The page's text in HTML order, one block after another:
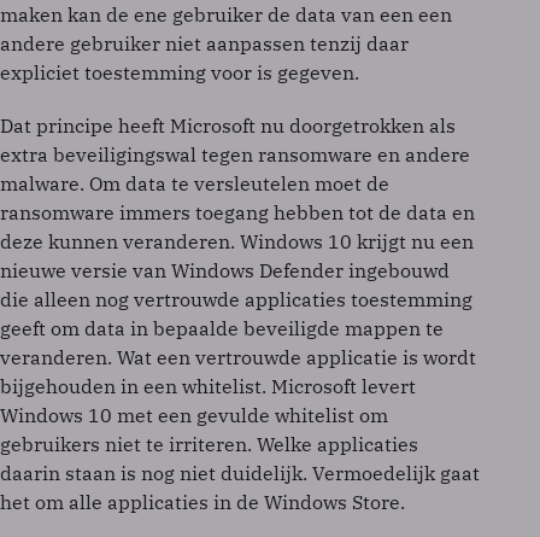
maken kan de ene gebruiker de data van een een
andere gebruiker niet aanpassen tenzij daar
expliciet toestemming voor is gegeven.
Dat principe heeft Microsoft nu doorgetrokken als
extra beveiligingswal tegen ransomware en andere
malware. Om data te versleutelen moet de
ransomware immers toegang hebben tot de data en
deze kunnen veranderen. Windows 10 krijgt nu een
nieuwe versie van Windows Defender ingebouwd
die alleen nog vertrouwde applicaties toestemming
geeft om data in bepaalde beveiligde mappen te
veranderen. Wat een vertrouwde applicatie is wordt
bijgehouden in een whitelist. Microsoft levert
Windows 10 met een gevulde whitelist om
gebruikers niet te irriteren. Welke applicaties
daarin staan is nog niet duidelijk. Vermoedelijk gaat
het om alle applicaties in de Windows Store.